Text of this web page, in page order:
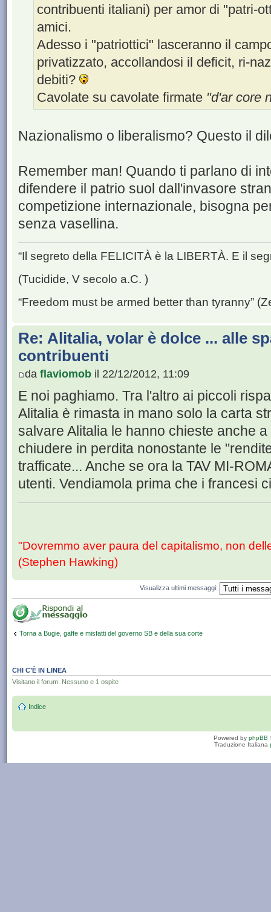
contribuenti italiani) per amor di "patri-
amici.
Adesso i "patriottici" lasceranno il
privatizzato, accollandosi il deficit, ri-
debiti?
Cavolate su cavolate firmate "d'ar core
Nazionalismo o liberalismo? Questo il
Remember man! Quando ti parlano di
difendere il patrio suol dall'invasore
competizione internazionale, bisogna
senza vasellina.
“Il segreto della FELICITÀ è la LIBERTÀ. E il
(Tucidide, V secolo a.C. )
“Freedom must be armed better than tyranny”
Re: Alitalia, volar è dolce ... alle
contribuenti
da flaviomob il 22/12/2012, 11:09
E noi paghiamo. Tra l'altro ai piccoli
Alitalia è rimasta in mano solo la carta
salvare Alitalia le hanno chieste anche
chiudere in perdita nonostante le
trafficate... Anche se ora la TAV MI-
utenti. Vendiamola prima che i francesi
"Dovremmo aver paura del capitalismo, non
(Stephen Hawking)
Visualizza ultimi messaggi:
Torna a Bugie, gaffe e misfatti del governo SB e della sua corte
CHI C’È IN LINEA
Visitano il forum: Nessuno e 1 ospite
Indice
Powered by phpBB
Traduzione Italiana